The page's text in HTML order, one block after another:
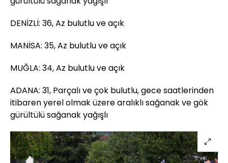
DENİZLİ: 36, Az bulutlu ve açık
MANİSA: 35, Az bulutlu ve açık
MUĞLA: 34, Az bulutlu ve açık
ADANA: 31, Parçalı ve çok bulutlu, gece saatlerinden
itibaren yerel olmak üzere aralıklı sağanak ve gök
gürültülü sağanak yağışlı